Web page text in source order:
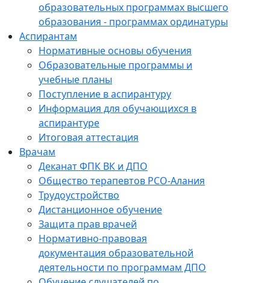
образовательных программах высшего
образования - программах ординатуры
Аспирантам
Нормативные основы обучения
Образовательные программы и
учебные планы
Поступление в аспирантуру
Информация для обучающихся в
аспирантуре
Итоговая аттестация
Врачам
Деканат ФПК ВК и ДПО
Общество терапевтов РСО-Алания
Трудоустройство
Дистанционное обучение
Защита прав врачей
Нормативно-правовая
документация образовательной
деятельности по программам ДПО